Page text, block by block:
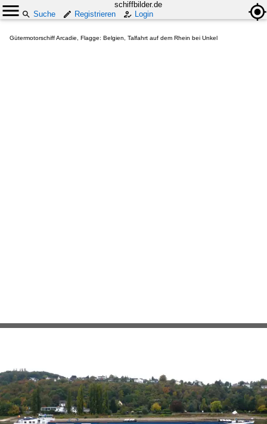
schiffbilder.de
Suche
Registrieren Login
Gütermotorschiff Arcadie, Flagge: Belgien, Talfahrt auf dem Rhein bei Unkel